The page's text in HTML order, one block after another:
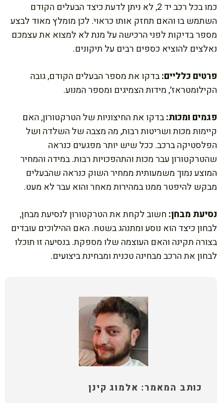
כמו בכל רכב יד 2, לא ניתן לדעת כיצד הבעלים הקודם
השתמש בו והאם תחזק אותו כראוי. לכן מומלץ מאוד לבצע
מספר בדיקות לפני הרכישה על מנת לא למצוא את עצמכם
נאלצים להוציא כספים רבים על תיקונים.
פרטים כלליים:בדקו את מספר הבעלים הקודם, גובה
הקילומטראז׳, מידות הצמיגים ומספר המנוע.
פגמים ומכות:בדקו את החיצוניות של הטרקטורון, האם
קיימות מכות ושריטות רבות, מה מצבה של השלדה ושל
הפלסטיקה ברכב. ככל שיש יותר מפגעים כנראה
שהטרקטורון עבר מכות והתהפכויות רבות. במידה והמחיר
המוצע נמוך משמעותית ממחיר השוק כנראה שהבעלים
מבקש להיפטר ממנו במהירות מאחר והוא עבר לא מעט.
נסיעת מבחן: חשוב לקחת את הטרקטורון לנסיעת מבחן,
לבחון כיצד הוא נוסע ומתנהג בשטח. האם ההילוכים עובדים
בצורה תקינה והאם העוצמה שלו מספקת. בנסיעה זו תוכלו
לבחון את הרכב מבחינה טכנית ומבחינת ביצועים.
כותב המאמר: אלמוג קינן